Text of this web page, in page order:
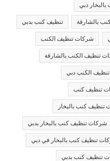
دبي
بالشارقة تنظيف كنب بدبي
شركات تنظيف الكنب
تنظيف الكنب بالشارقة
الكنب دبي
تنظيف كنب
تنظيف كنب بالبخار
شركات تنظيف كنب بالبخار بدبي
تنظيف كنب بالبخار في دبي
تنظيف كنب بدبي